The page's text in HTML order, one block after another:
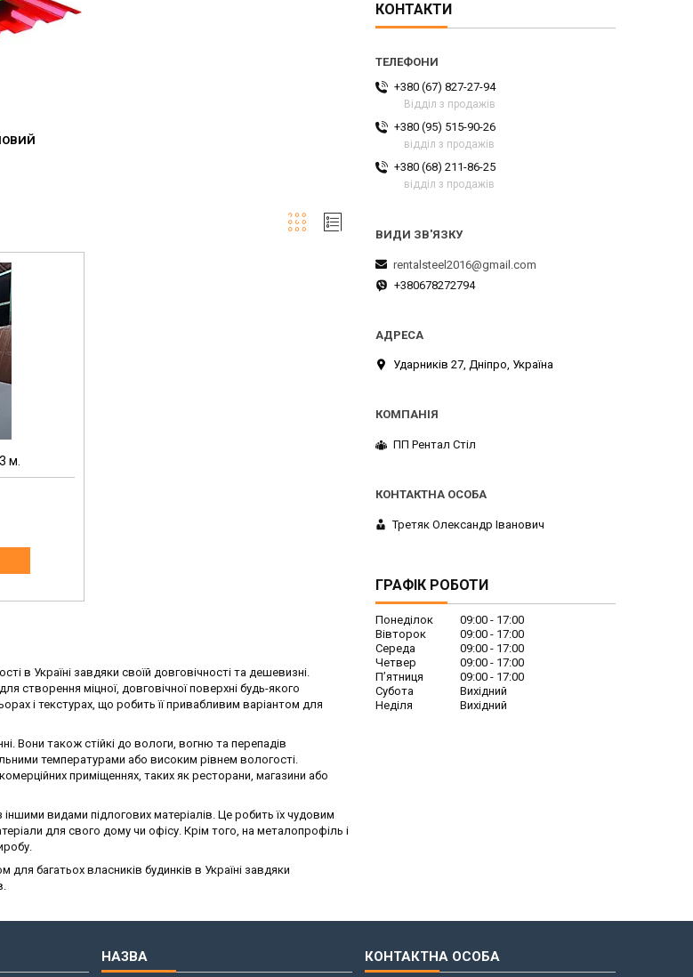
м.
в Україні завдяки своїй довговічності та дешевизні.
створення міцної, довговічної поверхні будь-якого
і текстурах, що робить її привабливим варіантом для
Вони також стійкі до вологи, вогню та перепадів
температурами або високим рівнем вологості.
приміщеннях, таких як ресторани, магазини або
видами підлогових матеріалів. Це робить їх чудовим
для свого дому чи офісу. Крім того, на металопрофіль і
багатьох власників будинків в Україні завдяки
КОНТАКТИ
+380 (67) 827-27-94
Відділ з продажів
+380 (95) 515-90-26
відділ з продажів
+380 (68) 211-86-25
відділ з продажів
rentalsteel2016@gmail.com
+380678272794
Ударників 27, Дніпро, Україна
ПП Рентал Стіл
Третяк Олександр Іванович
ГРАФІК РОБОТИ
Понеділок 09:00
17:00
Вівторок
09:00
17:00
Середа
09:00
17:00
Четвер
09:00
17:00
Пʼятниця
09:00
17:00
Субота
Вихідний
Неділя
Вихідний